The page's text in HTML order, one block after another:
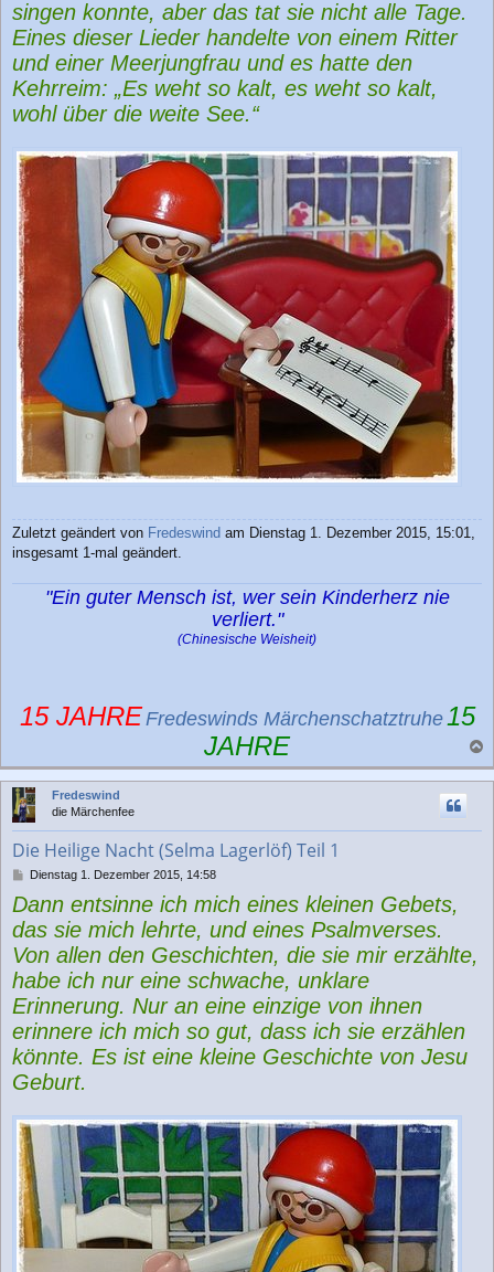
singen konnte, aber das tat sie nicht alle Tage.
Eines dieser Lieder handelte von einem Ritter
und einer Meerjungfrau und es hatte den
Kehrreim: „Es weht so kalt, es weht so kalt,
wohl über die weite See.“
Zuletzt geändert von Fredeswind am Dienstag 1. Dezember 2015, 15:01,
insgesamt 1-mal geändert.
"Ein guter Mensch ist, wer sein Kinderherz nie
verliert."
(Chinesische Weisheit)
15 JAHREFredeswinds Märchenschatztruhe 15
JAHRE
a
c
Fredeswind
die Märchenfee
Die Heilige Nacht (Selma Lagerlöf) Teil 1
B
i
t
r
a
Dienstag 1. Dezember 2015, 14:58
Dann entsinne ich mich eines kleinen Gebets,
das sie mich lehrte, und eines Psalmverses.
Von allen den Geschichten, die sie mir erzählte,
habe ich nur eine schwache, unklare
Erinnerung. Nur an eine einzige von ihnen
erinnere ich mich so gut, dass ich sie erzählen
könnte. Es ist eine kleine Geschichte von Jesu
Geburt.